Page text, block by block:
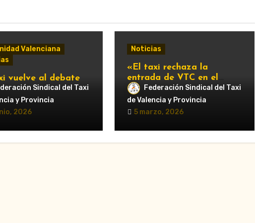
Valenciana
vuelve al debate
Compromís pide
de
que respalde al
de las
Sindical del Taxi
y Provincia
2026
Noticias
«El taxi rechaza la
entrada de VTC en el
servicio urbano y advierte
de nuevas movilizaciones»
Federación Sindical del Taxi
de Valencia y Provincia
5 marzo, 2026